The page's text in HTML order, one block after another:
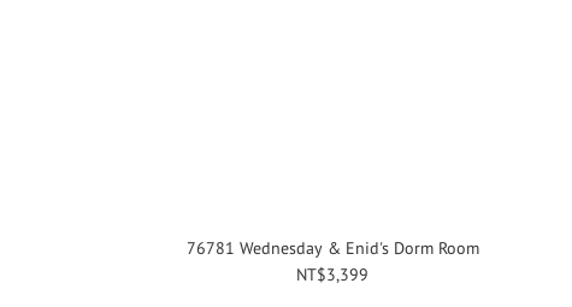
76781 Wednesday & Enid's Dorm Room
NT$3,399